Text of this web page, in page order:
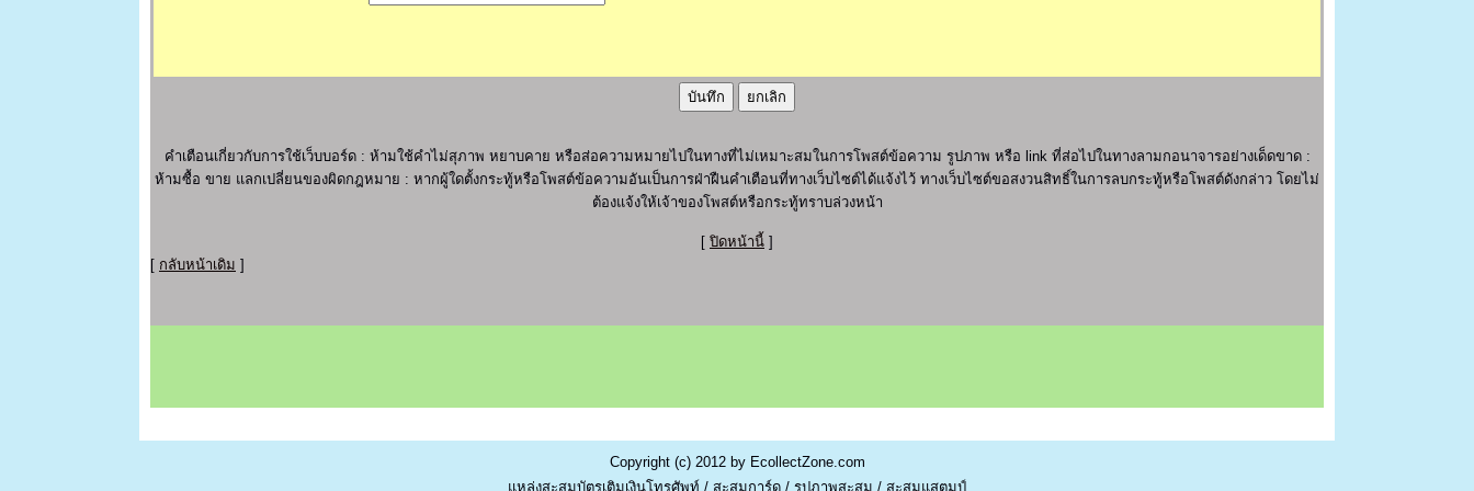
คำเตือนเกี่ยวกับการใช้เว็บบอร์ด : ห้ามใช้คำไม่สุภาพ หยาบคาย หรือส่อความหมายไปในทางที่ไม่เหมาะสมในการโพสต์ข้อความ รูปภาพ หรือ link ที่ส่อไปในทางลามกอนาจารอย่างเด็ดขาด :
ห้ามซื้อ ขาย แลกเปลี่ยนของผิดกฎหมาย : หากผู้ใดตั้งกระทู้หรือโพสต์ข้อความอันเป็นการฝ่าฝืนคำเตือนที่ทางเว็บไซต์ได้แจ้งไว้ ทางเว็บไซต์ขอสงวนสิทธิ์ในการลบกระทู้หรือโพสต์ดังกล่าว โดยไม่
ต้องแจ้งให้เจ้าของโพสต์หรือกระทู้ทราบล่วงหน้า
[ ปิดหน้านี้ ]
[ กลับหน้าเดิม ]
Copyright (c) 2012 by EcollectZone.com
แหล่งสะสมบัตรเติมเงินโทรศัพท์ / สะสมการ์ด / รูปภาพสะสม / สะสมแสตมป์